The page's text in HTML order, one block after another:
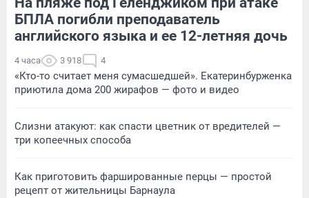
БПЛА погибли преподаватель
английского языка и ее 12-летняя дочь
4 часа 3 918 4
«Кто-то считает меня сумасшедшей». Екатеринбурженка
приютила дома 200 жирафов — фото и видео
Слизни атакуют: как спасти цветник от вредителей —
три копеечных способа
Как приготовить фаршированные перцы — простой
рецепт от жительницы Барнаула